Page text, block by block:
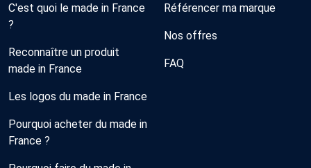
C'est quoi le made in France
?
Reconnaître un produit
made in France
Les logos du made in France
Pourquoi acheter du made in
France ?
Référencer ma marque
Nos offres
FAQ